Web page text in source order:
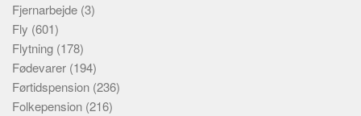
Fjernarbejde (3)
Fly (601)
Flytning (178)
Fødevarer (194)
Førtidspension (236)
Folkepension (216)